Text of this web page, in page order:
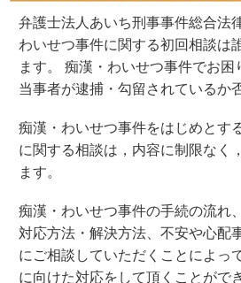
弁護士法人あいち刑事事件総合法
わいせつ事件に関する初回相談は
ます。 痴漢・わいせつ事件でお
当事者が逮捕・勾留されているか
痴漢・わいせつ事件をはじめとす
に関する相談は，内容に制限なく
ます。
痴漢・わいせつ事件の手続の流れ
対応方法・解決方法、不安や心配
にご相談していただくことによっ
に向けた対応をして頂くことがで